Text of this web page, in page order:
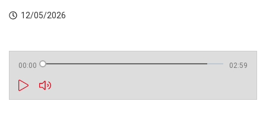
12/05/2026
00:00 02:59